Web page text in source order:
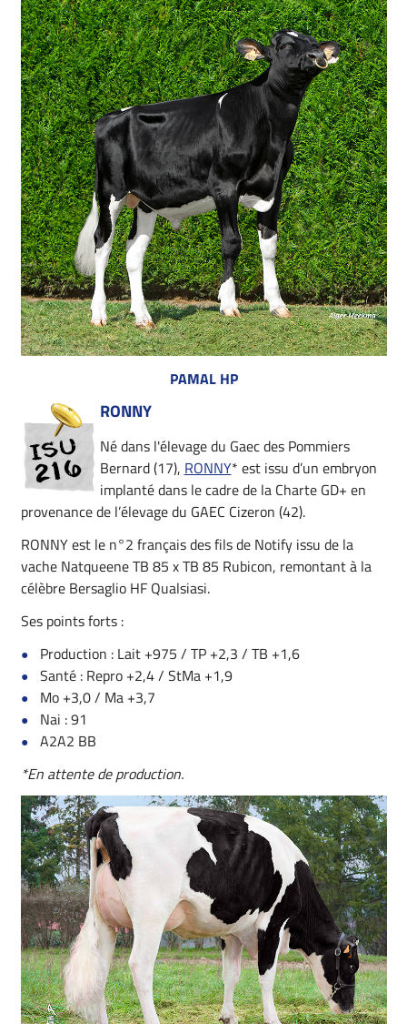
PAMAL HP
RONNY
Né dans l'élevage du Gaec des Pommiers
Bernard (17), RONNY* est issu d’un embryon
implanté dans le cadre de la Charte GD+ en
provenance de l’élevage du GAEC Cizeron (42).
RONNY est le n°2 français des fils de Notify issu de la
vache Natqueene TB 85 x TB 85 Rubicon, remontant à la
célèbre Bersaglio HF Qualsiasi.
Ses points forts :
Production : Lait +975 / TP +2,3 / TB +1,6
Santé : Repro +2,4 / StMa +1,9
Mo +3,0 / Ma +3,7
Nai : 91
A2A2 BB
*En attente de production.